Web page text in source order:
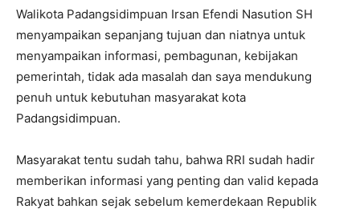
Walikota Padangsidimpuan Irsan Efendi Nasution SH
menyampaikan sepanjang tujuan dan niatnya untuk
menyampaikan informasi, pembagunan, kebijakan
pemerintah, tidak ada masalah dan saya mendukung
penuh untuk kebutuhan masyarakat kota
Padangsidimpuan.
Masyarakat tentu sudah tahu, bahwa RRI sudah hadir
memberikan informasi yang penting dan valid kepada
Rakyat bahkan sejak sebelum kemerdekaan Republik